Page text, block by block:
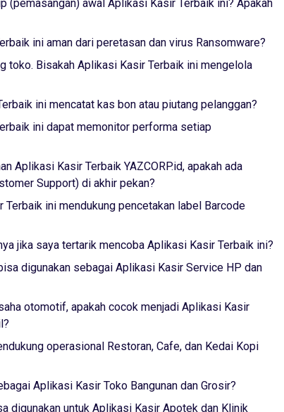
(pemasangan) awal Aplikasi Kasir Terbaik ini? Apakah
ini aman dari peretasan dan virus Ransomware?
toko. Bisakah Aplikasi Kasir Terbaik ini mengelola
ini mencatat kas bon atau piutang pelanggan?
ini dapat memonitor performa setiap
Aplikasi Kasir Terbaik YAZCORP.id, apakah ada
Support) di akhir pekan?
Terbaik ini mendukung pencetakan label Barcode
jika saya tertarik mencoba Aplikasi Kasir Terbaik ini?
digunakan sebagai Aplikasi Kasir Service HP dan
otomotif, apakah cocok menjadi Aplikasi Kasir
operasional Restoran, Cafe, dan Kedai Kopi
Aplikasi Kasir Toko Bangunan dan Grosir?
digunakan untuk Aplikasi Kasir Apotek dan Klinik